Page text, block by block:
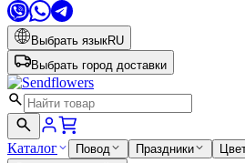
Выбрать языкRU
Выбрать город доставки
Каталог Повод Праздники